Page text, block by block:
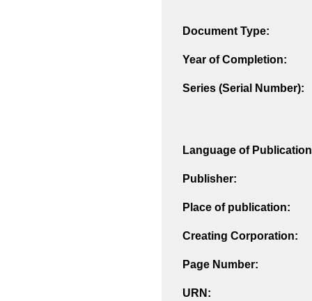
Document Type:
Year of Completion:
Series (Serial Number):
Language of
Publisher:
Place of publication:
Creating Corporation:
Page Number:
URN: